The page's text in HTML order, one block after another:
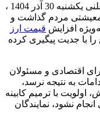
1- قالیباف در نطق پیش از دستور جلسه علنی یکشنبه 30 آذر 1404 ،
مردم گذاشت و
افزایش قیمت ارز
با جدیت پیگیری کرده
اقتصادی و مسئولان
به نتیجه نرسد،
اولویت با ترمیم کابینه
نشود، نمایندگان